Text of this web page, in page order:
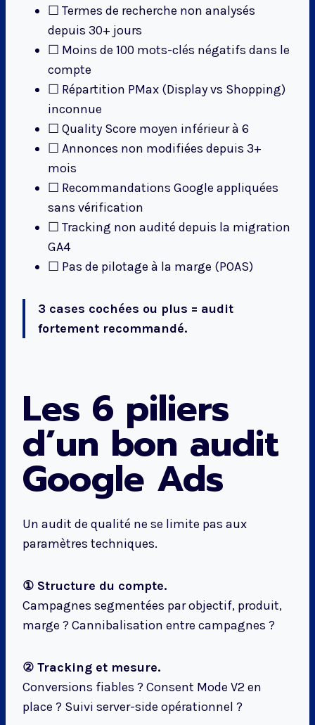
☐ Termes de recherche non analysés
depuis 30+ jours
☐ Moins de 100 mots-clés négatifs dans le
compte
☐ Répartition PMax (Display vs Shopping)
inconnue
☐ Quality Score moyen inférieur à 6
☐ Annonces non modifiées depuis 3+
mois
☐ Recommandations Google appliquées
sans vérification
☐ Tracking non audité depuis la migration
GA4
☐ Pas de pilotage à la marge (POAS)
3 cases cochées ou plus = audit
fortement recommandé.
Les 6 piliers
d’un bon audit
Google Ads
Un audit de qualité ne se limite pas aux
paramètres techniques.
① Structure du compte.
Campagnes segmentées par objectif, produit,
marge ? Cannibalisation entre campagnes ?
② Tracking et mesure.
Conversions fiables ? Consent Mode V2 en
place ? Suivi server-side opérationnel ?